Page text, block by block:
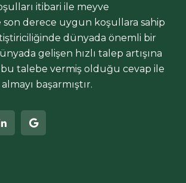
itibari ile meyve
derece uygun koşullara sahip
dünyada önemli bir
gelişen hızlı talep artışına
talebe vermiş olduğu cevap ile
başarmıştır.